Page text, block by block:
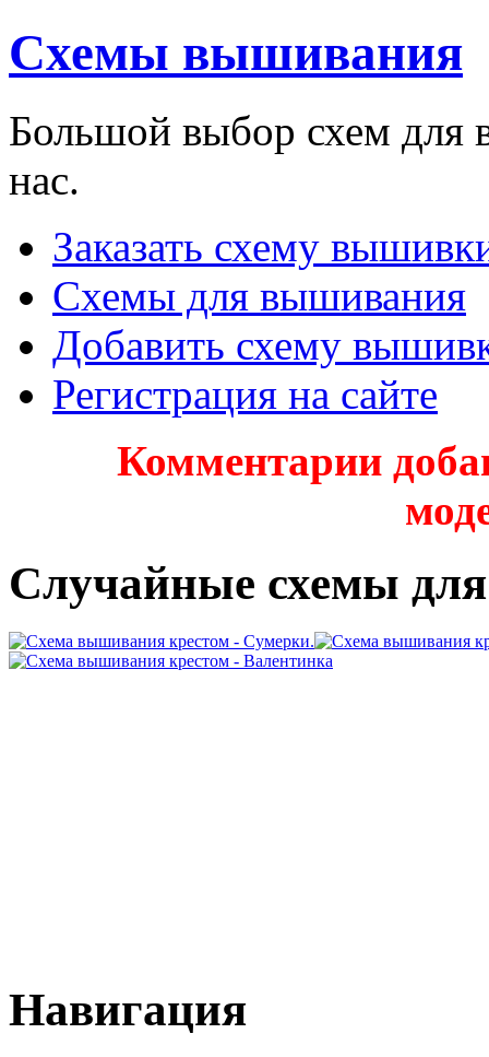
Схемы вышивания
Большой выбор схем для
нас.
Заказать схему
Схемы для вышивания
Добавить схему
Регистрация на сайте
Комментарии
Случайные схемы
Навигация